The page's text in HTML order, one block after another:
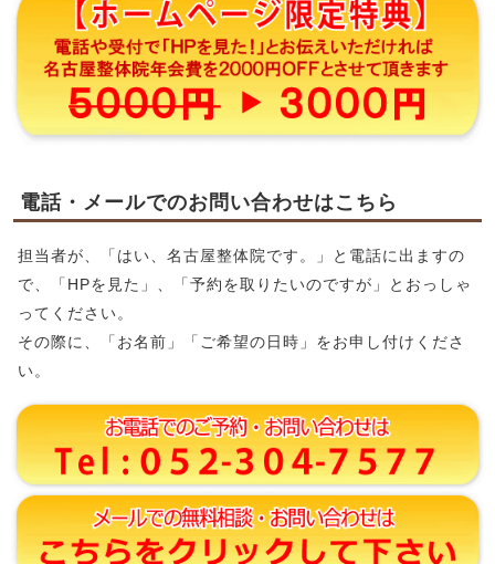
電話・メールでのお問い合わせはこちら
担当者が、「はい、名古屋整体院です。」と電話に出ますの
で、「HPを見た」、「予約を取りたいのですが」とおっしゃ
ってください。
その際に、「お名前」「ご希望の日時」をお申し付けくださ
い。